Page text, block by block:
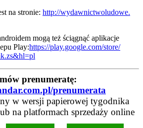
na stronie: http://wydawnictwoludowe.
mogą też ściągnąć aplikacje
Play:https://play.google.com/store/
hl=pl
prenumeratę:
prenumerata
w wersji papierowej tygodnika
na platformach sprzedaży online